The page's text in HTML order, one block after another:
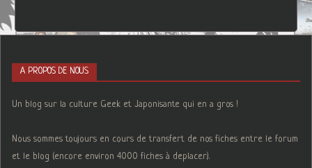
A PROPOS DE NOUS
Un blog sur la culture Geek et Japonisante qui en a gros !
Nous sommes toujours en cours de transfert de nos fiches entre le forum
et le blog (encore environ 4000 fiches à deplacer).